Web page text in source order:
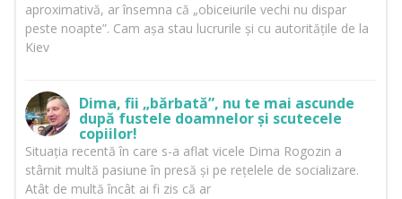
aproximativă, ar însemna că „obiceiurile vechi nu dispar
peste noapte”. Cam așa stau lucrurile și cu autoritățile de la
Kiev
Dima, fii „bărbată”, nu te mai ascunde
după fustele doamnelor și scutecele
copiilor!
Situația recentă în care s-a aflat vicele Dima Rogozin a
stârnit multă pasiune în presă și pe rețelele de socializare.
Atât de multă încât ai fi zis că ar